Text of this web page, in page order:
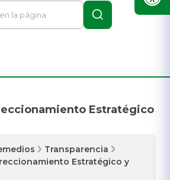
Estratégico
Transparencia
Estratégico y